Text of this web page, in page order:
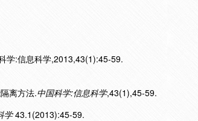
学:信息科学,2013,43(1):45-59.
离方法.中国科学:信息科学,43(1),45-59.
学43.1(2013):45-59.